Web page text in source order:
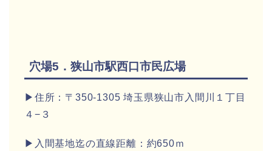
穴場5．狭山市駅西口市民広場
▶住所：〒350-1305 埼玉県狭山市入間川１丁目
４−３
▶入間基地迄の直線距離：約650ｍ